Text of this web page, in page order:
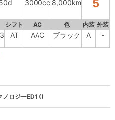
3000cc 8,000km 5
シフト AC 色 内装 外装
AT AAC ブラック A -
ノロジーED1 ()